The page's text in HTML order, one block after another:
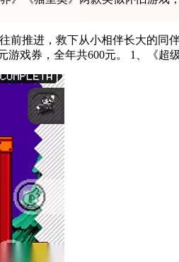
前推进，救下从小相伴长大的同
忘的童年消遣。另外233乐园是手游福利最好的游戏平台，它是